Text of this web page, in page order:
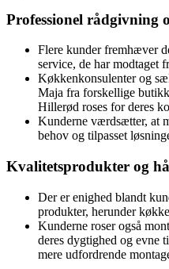
Professionel rådgivning
Flere kunder fremhæver
service, de har modtaget
Køkkenkonsulenter og
Maja fra forskellige
Hillerød roses for deres
Kunderne værdsætter, at
behov og tilpasset
Kvalitetsprodukter og
Der er enighed blandt
produkter, herunder
Kunderne roser også
deres dygtighed og evne
mere udfordrende